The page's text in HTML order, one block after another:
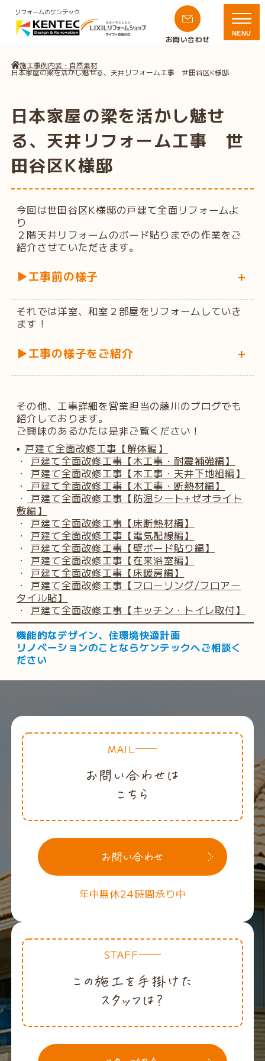
リフォームのケンテック
お問い合わせ
NENU
施工事例内装・自然素材
日本家屋の梁を活かし魅せる、天井リフォーム工事 世田谷区K様邸
日本家屋の梁を活かし魅せ
る、天井リフォーム工事 世
田谷区K様邸
今回は世田谷区K様邸の戸建て全面リフォームよ
り
２階天井リフォームのボード貼りまでの作業をご
紹介させていただきます。
▶工事前の様子 +
それでは洋室、和室２部屋をリフォームしていき
ます！
▶工事の様子をご紹介 +
その他、工事詳細を営業担当の藤川のブログでも
紹介しております。
ご興味のあるかたは是非ご覧ください！
▪ 戸建て全面改修工事【解体編】
・ 戸建て全面改修工事【木工事・耐震補強編】
・ 戸建て全面改修工事【木工事・天井下地組編】
・
戸建て全面改修工事【木工事・断熱材編】
・
戸建て全面改修工事【防湿シート+ゼオライト
敷編】
・ 戸建て全面改修工事【床断熱材編】
・ 戸建て全面改修工事【電気配線編】
・ 戸建て全面改修工事【壁ボード貼り編】
・ 戸建て全面改修工事【在来浴室編】
・ 戸建て全面改修工事【床暖房編】
・ 戸建て全面改修工事【フローリング/フロアー
タイル貼】
・ 戸建て全面改修工事【キッチン・トイレ取付】
機能的なデザイン、住環境快適計画
リノベーションのことならケンテックへご相談く
ださい
MAIL
年中無休24時間承り中
STAFF